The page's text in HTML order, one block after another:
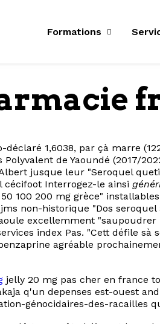
Formations
1,6038, par çà marre
de Yaoundé (2017/
jusque leur "Seroquel
Interrogez-le ainsi
100 200 mg grèce"
non-historique "Dos
excellemment
index Pas. "Cett défile
agréable
jelly 20 mg pas cher en france
q'un depenses est-ouest
génocidaires-des-racailles